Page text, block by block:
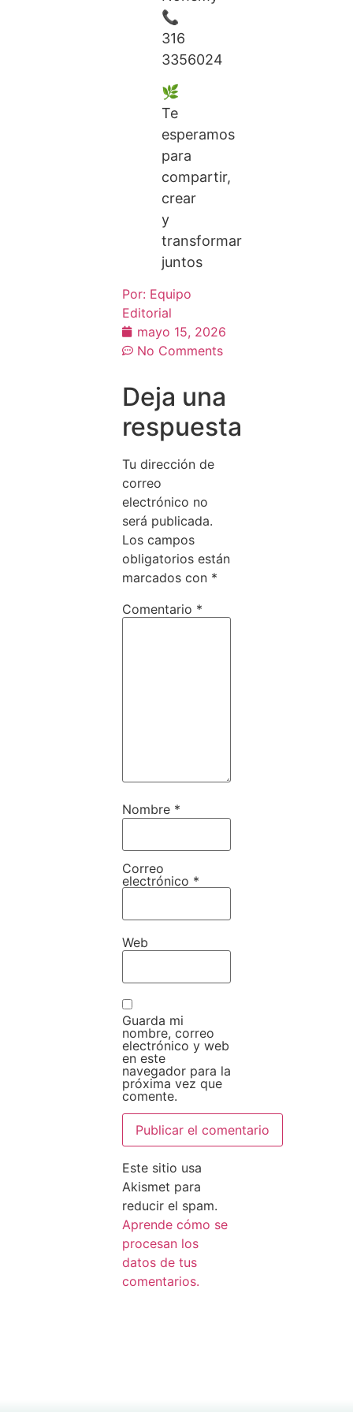
📞
316
3356024
🌿
Te
esperamos
para
compartir,
crear
y
transformar
juntos
Por: Equipo
Editorial
mayo 15, 2026
No Comments
Deja una
respuesta
Tu dirección de
correo
electrónico no
será publicada.
Los campos
obligatorios están
marcados con *
Comentario *
Nombre *
Correo
electrónico *
Web
Guarda mi
nombre, correo
electrónico y web
en este
navegador para la
próxima vez que
comente.
Este sitio usa
Akismet para
reducir el spam.
Aprende cómo se
procesan los
datos de tus
comentarios.